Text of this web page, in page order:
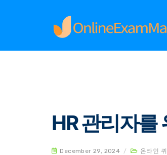
Home
HR 관리자를
December 29, 2024 / 온라인